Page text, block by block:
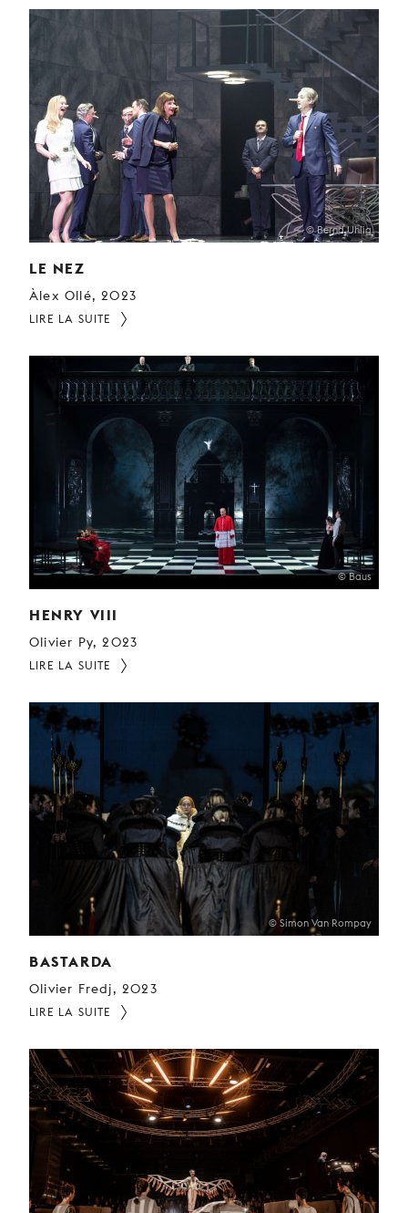
© Bernd Uhlig
LE NEZ
Àlex Ollé, 2023
LIRE LA SUITE
© Baus
HENRY VIII
Olivier Py, 2023
LIRE LA SUITE
© Simon Van Rompay
BASTARDA
Olivier Fredj, 2023
LIRE LA SUITE